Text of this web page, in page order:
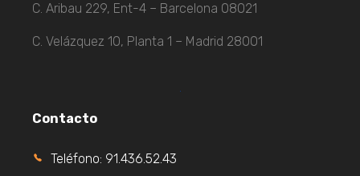
C. Aribau 229, Ent-4 – Barcelona 08021
C. Velázquez 10, Planta 1 – Madrid 28001
Contacto
Teléfono: 91.436.52.43